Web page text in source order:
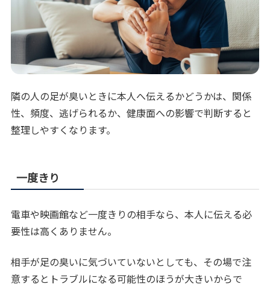
隣の人の足が臭いときに本人へ伝えるかどうかは、関係
性、頻度、逃げられるか、健康面への影響で判断すると
整理しやすくなります。
一度きり
電車や映画館など一度きりの相手なら、本人に伝える必
要性は高くありません。
相手が足の臭いに気づいていないとしても、その場で注
意するとトラブルになる可能性のほうが大きいからで